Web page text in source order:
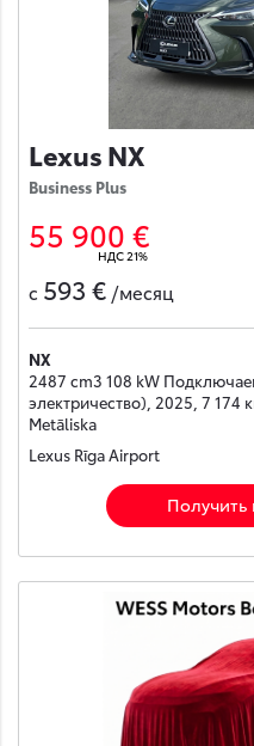
Lexus NX
Business Plus
55 900 €
НДС 21%
с 593 € /месяц
NX
2487 cm3 108 kW
электричество), 2025, 7 174
Metāliska
Lexus Rīga Airport